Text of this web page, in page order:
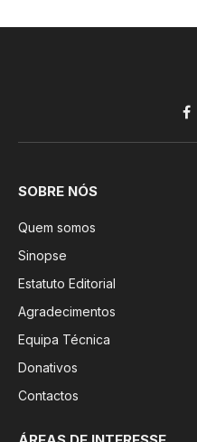
SOBRE NÓS
Quem somos
Sinopse
Estatuto Editorial
Agradecimentos
Equipa Técnica
Donativos
Contactos